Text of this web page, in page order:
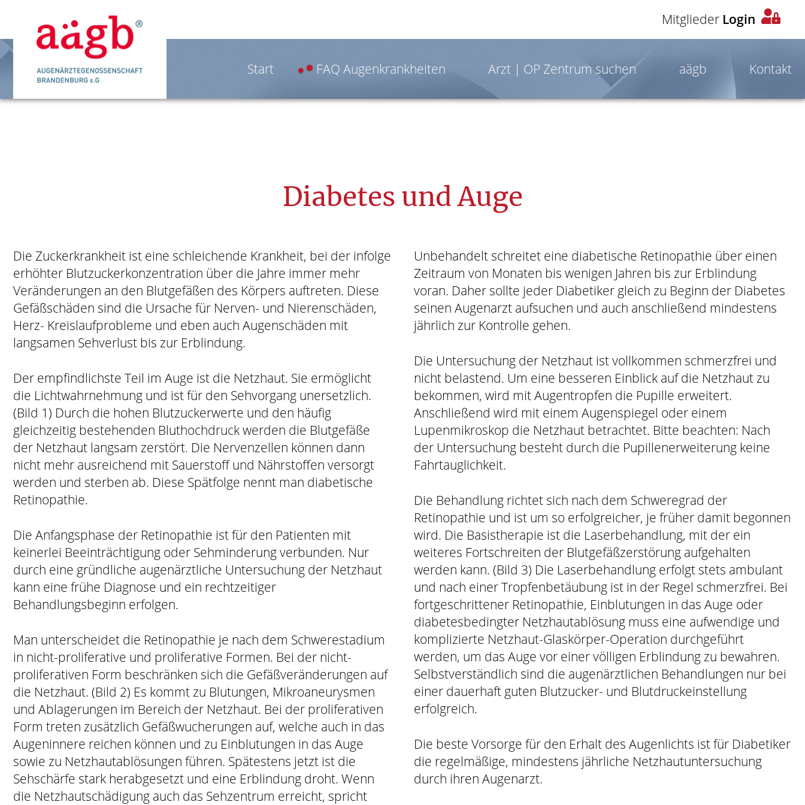
Mitglieder Login
Start FAQ Augenkrankheiten Arzt | OP Zentrum suchen aägb Kontakt
Diabetes und Auge
Die Zuckerkrankheit ist eine schleichende Krankheit, bei der infolge
erhöhter Blutzuckerkonzentration über die Jahre immer mehr
Veränderungen an den Blutgefäßen des Körpers auftreten. Diese
Gefäßschäden sind die Ursache für Nerven- und Nierenschäden,
Herz- Kreislaufprobleme und eben auch Augenschäden mit
langsamen Sehverlust bis zur Erblindung.
Der empfindlichste Teil im Auge ist die Netzhaut. Sie ermöglicht
die Lichtwahrnehmung und ist für den Sehvorgang unersetzlich.
(Bild 1) Durch die hohen Blutzuckerwerte und den häufig
gleichzeitig bestehenden Bluthochdruck werden die Blutgefäße
der Netzhaut langsam zerstört. Die Nervenzellen können dann
nicht mehr ausreichend mit Sauerstoff und Nährstoffen versorgt
werden und sterben ab. Diese Spätfolge nennt man diabetische
Retinopathie.
Die Anfangsphase der Retinopathie ist für den Patienten mit
keinerlei Beeinträchtigung oder Sehminderung verbunden. Nur
durch eine gründliche augenärztliche Untersuchung der Netzhaut
kann eine frühe Diagnose und ein rechtzeitiger
Behandlungsbeginn erfolgen.
Man unterscheidet die Retinopathie je nach dem Schwerestadium
in nicht-proliferative und proliferative Formen. Bei der nicht-
proliferativen Form beschränken sich die Gefäßveränderungen auf
die Netzhaut. (Bild 2) Es kommt zu Blutungen, Mikroaneurysmen
und Ablagerungen im Bereich der Netzhaut. Bei der proliferativen
Form treten zusätzlich Gefäßwucherungen auf, welche auch in das
Augeninnere reichen können und zu Einblutungen in das Auge
sowie zu Netzhautablösungen führen. Spätestens jetzt ist die
Sehschärfe stark herabgesetzt und eine Erblindung droht. Wenn
die Netzhautschädigung auch das Sehzentrum erreicht, spricht
Unbehandelt schreitet eine diabetische Retinopathie über einen
Zeitraum von Monaten bis wenigen Jahren bis zur Erblindung
voran. Daher sollte jeder Diabetiker gleich zu Beginn der Diabetes
seinen Augenarzt aufsuchen und auch anschließend mindestens
jährlich zur Kontrolle gehen.
Die Untersuchung der Netzhaut ist vollkommen schmerzfrei und
nicht belastend. Um eine besseren Einblick auf die Netzhaut zu
bekommen, wird mit Augentropfen die Pupille erweitert.
Anschließend wird mit einem Augenspiegel oder einem
Lupenmikroskop die Netzhaut betrachtet. Bitte beachten: Nach
der Untersuchung besteht durch die Pupillenerweiterung keine
Fahrtauglichkeit.
Die Behandlung richtet sich nach dem Schweregrad der
Retinopathie und ist um so erfolgreicher, je früher damit begonnen
wird. Die Basistherapie ist die Laserbehandlung, mit der ein
weiteres Fortschreiten der Blutgefäßzerstörung aufgehalten
werden kann. (Bild 3) Die Laserbehandlung erfolgt stets ambulant
und nach einer Tropfenbetäubung ist in der Regel schmerzfrei. Bei
fortgeschrittener Retinopathie, Einblutungen in das Auge oder
diabetesbedingter Netzhautablösung muss eine aufwendige und
komplizierte Netzhaut-Glaskörper-Operation durchgeführt
werden, um das Auge vor einer völligen Erblindung zu bewahren.
Selbstverständlich sind die augenärztlichen Behandlungen nur bei
einer dauerhaft guten Blutzucker- und Blutdruckeinstellung
erfolgreich.
Die beste Vorsorge für den Erhalt des Augenlichts ist für Diabetiker
die regelmäßige, mindestens jährliche Netzhautuntersuchung
durch ihren Augenarzt.